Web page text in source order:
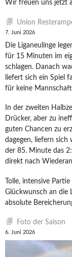
Wir freuen uns jetzt
Union
7. Juni 2026
Die Liganeulinge
für 15 Minuten im
schlagen. Danach
liefert sich ein Spiel
für keine
In der zweiten
Drücker, aber zu
guten Chancen zu
dagegen, liefern sich
der 85. Minute das
direkt nach
Tolle, intensive
Glückwunsch an die
absolute
Foto der Saison
6. Juni 2026